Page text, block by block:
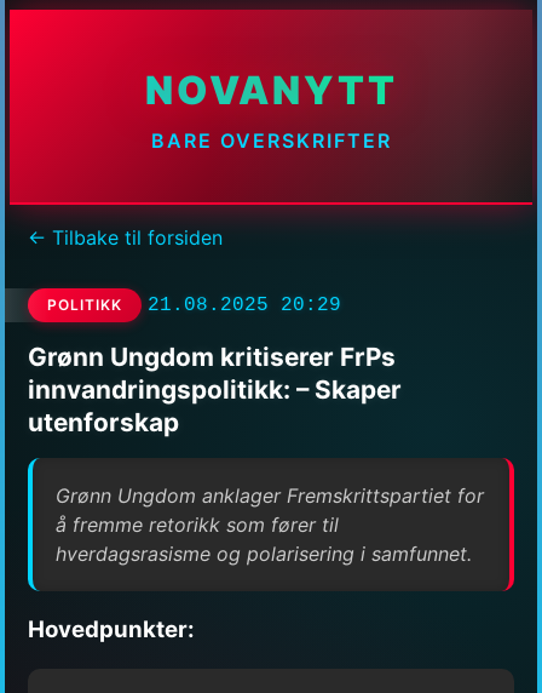
NOVANYTT
BARE OVERSKRIFTER
← Tilbake til forsiden
POLITIKK 21.08.2025 20:29
Grønn Ungdom kritiserer FrPs
innvandringspolitikk: – Skaper
utenforskap
Grønn Ungdom anklager Fremskrittspartiet for
å fremme retorikk som fører til
hverdagsrasisme og polarisering i samfunnet.
Hovedpunkter: